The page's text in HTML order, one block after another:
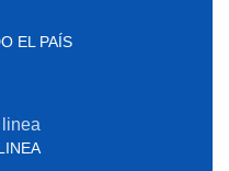
EL PAÍS